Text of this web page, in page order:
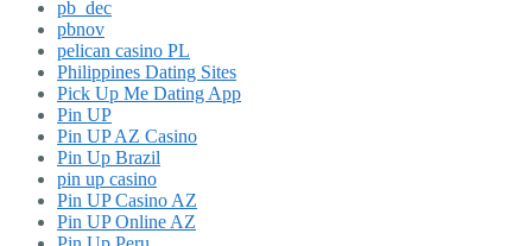
pb_dec
pbnov
pelican casino PL
Philippines Dating Sites
Pick Up Me Dating App
Pin UP
Pin UP AZ Casino
Pin Up Brazil
pin up casino
Pin UP Casino AZ
Pin UP Online AZ